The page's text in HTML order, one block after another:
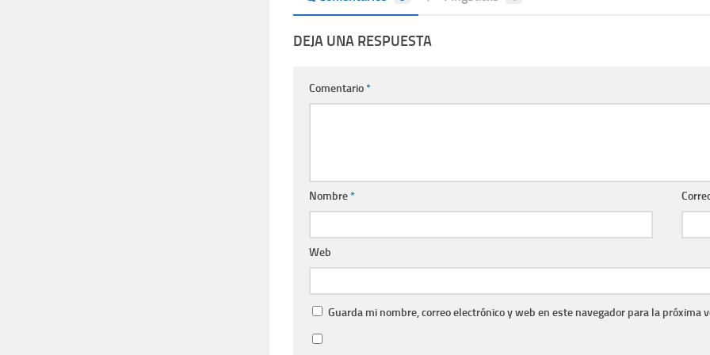
DEJA UNA RESPUESTA
Comentario*
Nombre*
Web
Guarda mi nombre, correo electrónico y web en este navegador para la próxima